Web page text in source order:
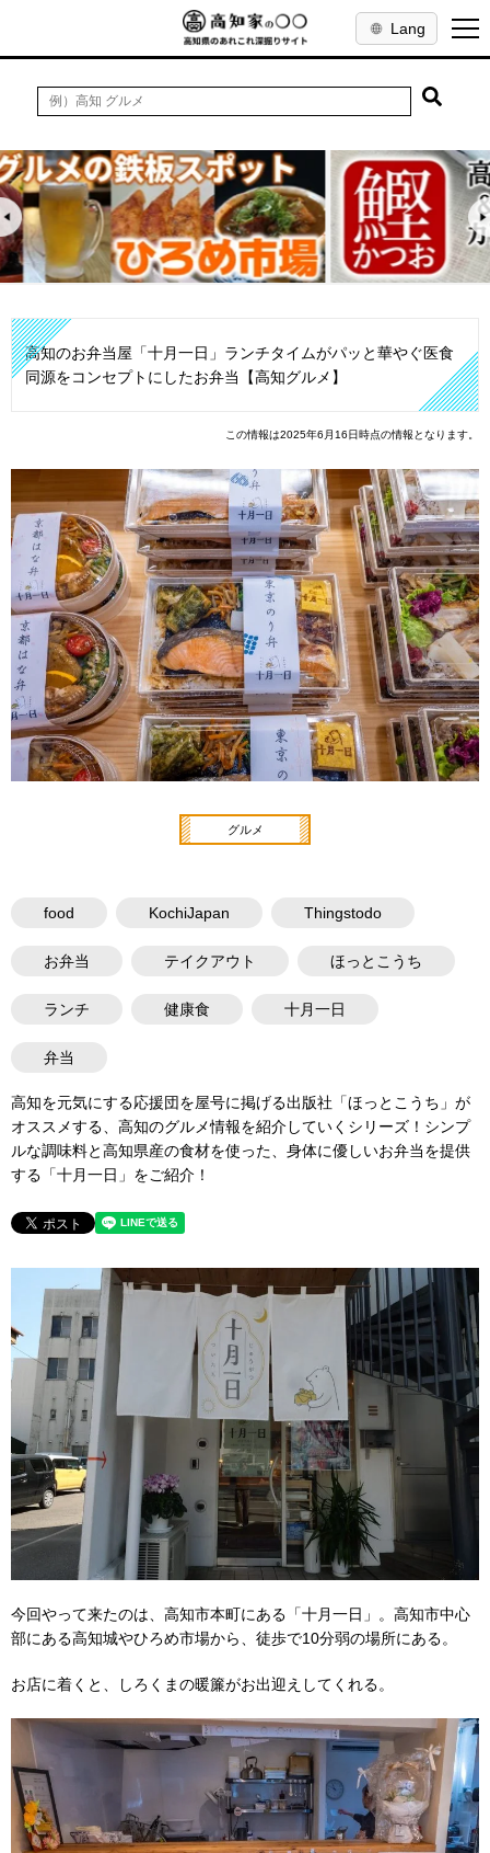
Lang
高知のお弁当屋「十月一日」ランチタイムがパッと華やぐ医食
同源をコンセプトにしたお弁当【高知グルメ】
この情報は2025年6月16日時点の情報となります。
グルメ
food KochiJapan Thingstodo
お弁当 テイクアウト ほっとこうち
ランチ 健康食 十月一日
弁当
高知を元気にする応援団を屋号に掲げる出版社「ほっとこうち」が
オススメする、高知のグルメ情報を紹介していくシリーズ！シンプ
ルな調味料と高知県産の食材を使った、身体に優しいお弁当を提供
する「十月一日」をご紹介！
今回やって来たのは、高知市本町にある「十月一日」。高知市中心
部にある高知城やひろめ市場から、徒歩で10分弱の場所にある。
お店に着くと、しろくまの暖簾がお出迎えしてくれる。